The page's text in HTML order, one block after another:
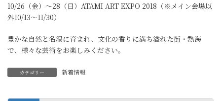
10/26（金）～28（日）ATAMI ART EXPO 2018（※メイン会場以
外10/13～11/30）
豊かな自然と名湯に育まれ、文化の香りに満ち溢れた街・熱海
で、様々な芸術をお楽しみください。
カテゴリー 新着情報